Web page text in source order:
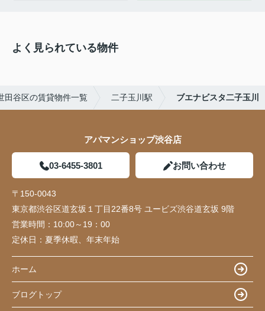
よく見られている物件
田谷区の賃貸物件一覧 二子玉川駅 ブエナビスタ二子玉川
アパマンショップ渋谷店
03-6455-3801 お問い合わせ
〒150-0043
東京都渋谷区道玄坂１丁目22番8号 ユービズ渋谷道玄坂 9階
営業時間： 10:00～19：00
定休日： 夏季休暇、年末年始
ホーム
ブログトップ